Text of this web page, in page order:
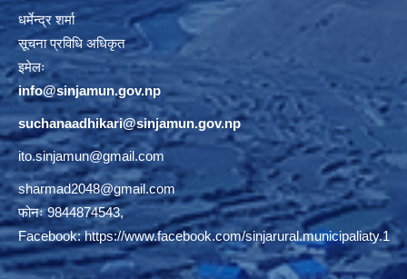
धर्मेन्द्र शर्मा
सूचना प्रविधि अधिकृत
इमेलः
info@sinjamun.gov.np
suchanaadhikari@sinjamun.gov.np
ito.sinjamun@gmail.com
sharmad2048@gmail.com
फोनः 9844874543,
Facebook:https://www.facebook.com/sinjarural.municipaliaty.1